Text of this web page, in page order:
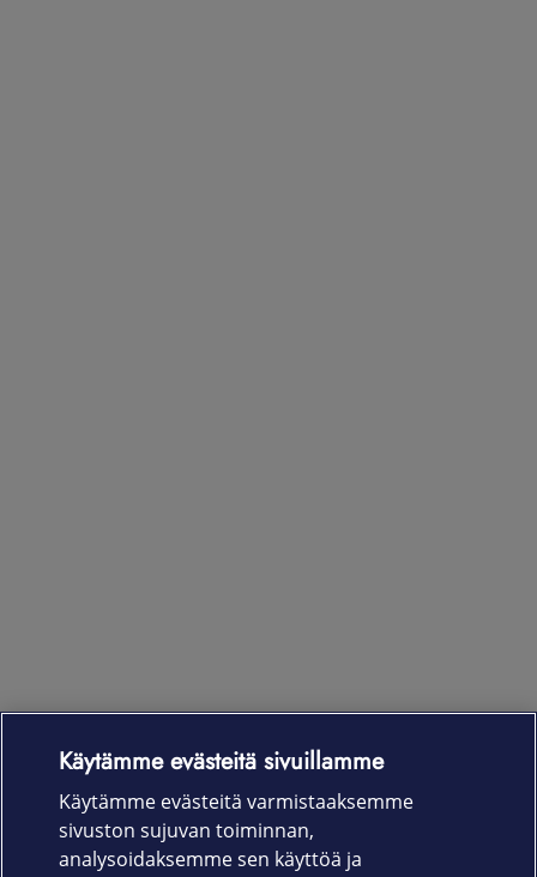
Laitteet & liittymät
Palvelut
Käytämme evästeitä sivuillamme
Käytämme evästeitä varmistaaksemme
sivuston sujuvan toiminnan,
analysoidaksemme sen käyttöä ja